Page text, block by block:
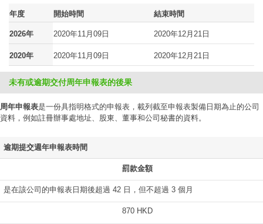
年度 開始時間 結束時間
2026年 2020年11月09日 2020年12月21日
2020年 2020年11月09日 2020年12月21日
未有或逾期交付周年申報表的後果
周年申報表是一份具指明格式的申報表，載列截至申報表製備日期為止的公司
資料，例如註冊辦事處地址、股東、董事和公司秘書的資料。
逾期提交週年申報表時間
罰款金額
是在該公司的申報表日期後超過 42 日，但不超過 3 個月
870 HKD